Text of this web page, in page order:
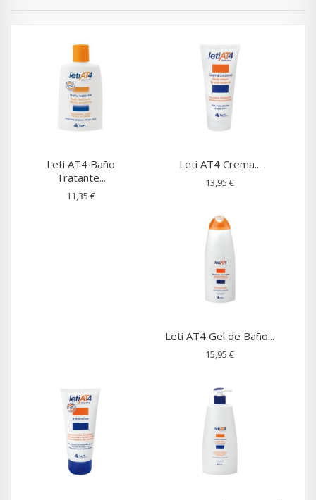
Leti AT4 Baño
Tratante...
11,35 €
Leti AT4 Crema...
13,95 €
Leti AT4 Gel de Baño...
15,95 €